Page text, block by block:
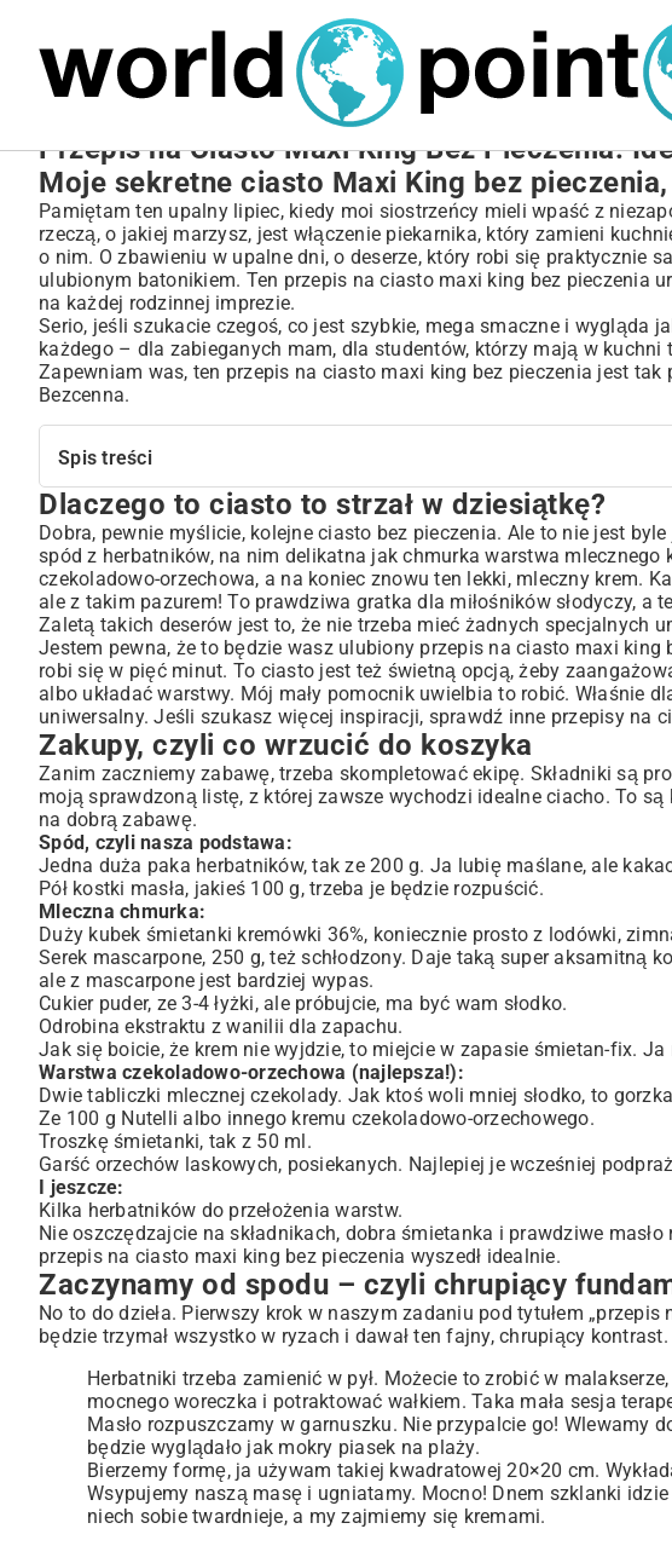
NIERUCHOMOŚCI
Przepis na Ciasto Maxi King Bez Pieczenia:
Moje sekretne ciasto Maxi King bez
Pamiętam ten upalny lipiec, kiedy moi siostrzeńcy mieli wpaść z
rzeczą, o jakiej marzysz, jest włączenie piekarnika, który zamieni
o nim. O zbawieniu w upalne dni, o deserze, który robi się praktycznie
ulubionym batonikiem. Ten przepis na ciasto maxi king bez pieczenia
na każdej rodzinnej imprezie.
Serio, jeśli szukacie czegoś, co jest szybkie, mega smaczne i wygląda
każdego – dla zabieganych mam, dla studentów, którzy mają w
Zapewniam was, ten przepis na ciasto maxi king bez pieczenia jest
Bezcenna.
Spis treści
Dlaczego to ciasto to strzał w dziesiątkę?
Zakupy, czyli co wrzucić do koszyka
Zaczynamy od spodu – czyli chrupiący fundament
Magia w misce, czyli idealny krem mleczny
Czekoladowe szaleństwo z orzechami
Wielkie składanie, czyli budujemy nasze ciasto
Ostatni przystanek – lodówka
A co jeśli…? Czyli porady i modyfikacje
Wasze pytania, moje odpowiedzi
Podsumowanie – No to smacznego!
Dlaczego to ciasto to strzał w dziesiątkę?
Dobra, pewnie myślicie, kolejne ciasto bez pieczenia. Ale to nie jest
spód z herbatników, na nim delikatna jak chmurka warstwa
czekoladowo-orzechowa, a na koniec znowu ten lekki, mleczny krem.
ale z takim pazurem! To prawdziwa gratka dla miłośników słodyczy,
Zaletą takich deserów jest to, że nie trzeba mieć żadnych specjalnych
Jestem pewna, że to będzie wasz ulubiony przepis na ciasto maxi king
robi się w pięć minut. To ciasto jest też świetną opcją, żeby
albo układać warstwy. Mój mały pomocnik uwielbia to robić. Właśnie
uniwersalny. Jeśli szukasz więcej inspiracji, sprawdź inne przepisy na
Zakupy, czyli co wrzucić do koszyka
Zanim zaczniemy zabawę, trzeba skompletować ekipę. Składniki są
moją sprawdzoną listę, z której zawsze wychodzi idealne ciacho. To
na dobrą zabawę.
Spód, czyli nasza podstawa:
Jedna duża paka herbatników, tak ze 200 g. Ja lubię maślane, ale
Pół kostki masła, jakieś 100 g, trzeba je będzie rozpuścić.
Mleczna chmurka:
Duży kubek śmietanki kremówki 36%, koniecznie prosto z lodówki,
Serek mascarpone, 250 g, też schłodzony. Daje taką super aksamitną
ale z mascarpone jest bardziej wypas.
Cukier puder, ze 3-4 łyżki, ale próbujcie, ma być wam słodko.
Odrobina ekstraktu z wanilii dla zapachu.
Jak się boicie, że krem nie wyjdzie, to miejcie w zapasie śmietan-fix.
Warstwa czekoladowo-orzechowa (najlepsza!):
Dwie tabliczki mlecznej czekolady. Jak ktoś woli mniej słodko, to
Ze 100 g Nutelli albo innego kremu czekoladowo-orzechowego.
Troszkę śmietanki, tak z 50 ml.
Garść orzechów laskowych, posiekanych. Najlepiej je wcześniej
I jeszcze:
Kilka herbatników do przełożenia warstw.
Nie oszczędzajcie na składnikach, dobra śmietanka i prawdziwe
przepis na ciasto maxi king bez pieczenia wyszedł idealnie.
Zaczynamy od spodu – czyli chrupiący
No to do dzieła. Pierwszy krok w naszym zadaniu pod tytułem
będzie trzymał wszystko w ryzach i dawał ten fajny, chrupiący kontrast.
Herbatniki trzeba zamienić w pył. Możecie to zrobić w
mocnego woreczka i potraktować wałkiem. Taka mała sesja
Masło rozpuszczamy w garnuszku. Nie przypalcie go! Wlewamy
będzie wyglądało jak mokry piasek na plaży.
Bierzemy formę, ja używam takiej kwadratowej 20×20 cm.
Wsypujemy naszą masę i ugniatamy. Mocno! Dnem szklanki
niech sobie twardnieje, a my zajmiemy się kremami.